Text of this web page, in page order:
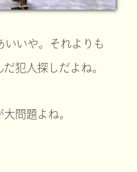
いいや。それよりも
犯人探しだよね。
問題よね。